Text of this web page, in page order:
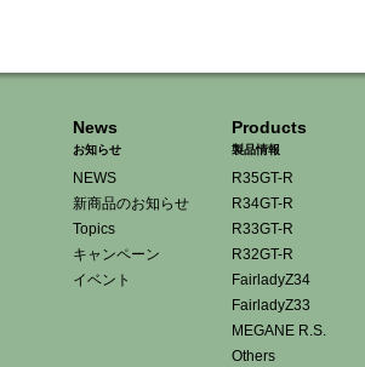
News
お知らせ
NEWS
新商品のお知らせ
Topics
キャンペーン
イベント
Products
製品情報
R35GT-R
R34GT-R
R33GT-R
R32GT-R
FairladyZ34
FairladyZ33
MEGANE R.S.
Others